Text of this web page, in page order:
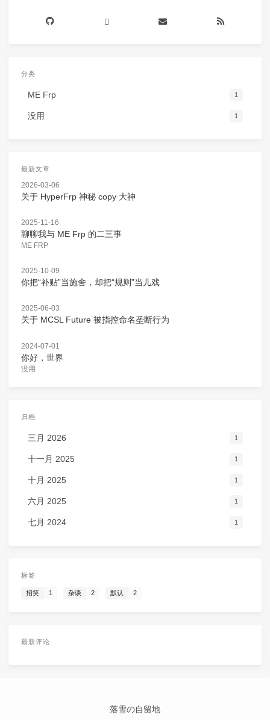
分类
ME Frp 1
没用 1
最新文章
2026-03-06
关于 HyperFrp 神秘 copy 大神
2025-11-16
聊聊我与 ME Frp 的二三事
ME FRP
2025-10-09
你把“补贴”当施舍，却把“规则”当儿戏
2025-06-03
关于 MCSL Future 被指控命名垄断行为
2024-07-01
你好，世界
没用
归档
三月 2026 1
十一月 2025 1
十月 2025 1
六月 2025 1
七月 2024 1
标签
招笑 1 杂谈 2 默认 2
最新评论
落雪の自留地